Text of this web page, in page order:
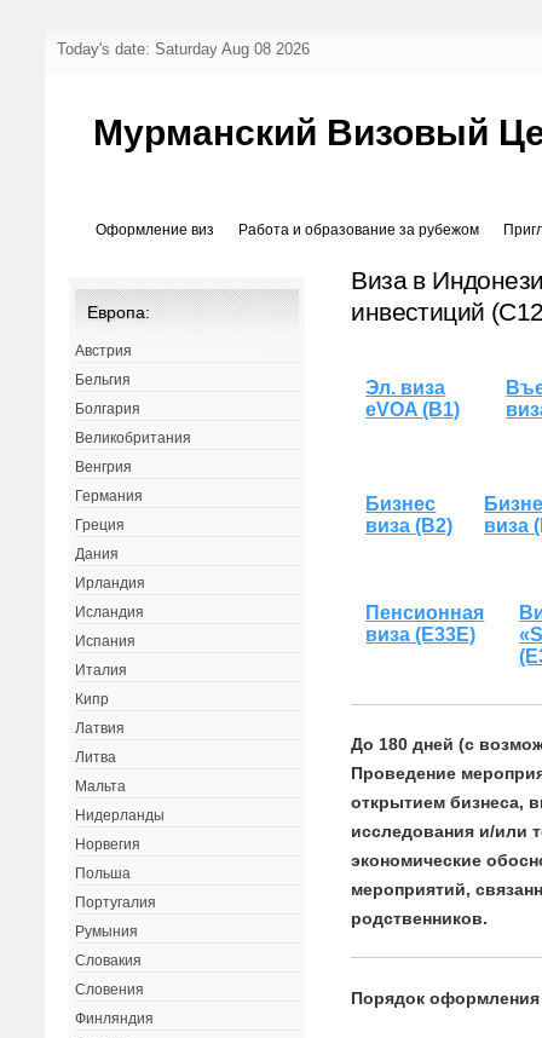
Today's date: Saturday Aug 08 2026
Мурманский Визовый
Оформление виз Работа и образование за рубежом
Виза в
инвестиций
Эл. виза
eVOA (B1)
Бизнес
виза (B2)
виза
Пенсионная
виза (Е33Е)
До 180 дней (с
Проведение
открытием бизнеса,
исследования и/или
экономические
мероприятий,
родственников.
Порядок
Европа:
Австрия
Бельгия
Болгария
Великобритания
Венгрия
Германия
Греция
Дания
Ирландия
Исландия
Испания
Италия
Кипр
Латвия
Литва
Мальта
Нидерланды
Норвегия
Польша
Португалия
Румыния
Словакия
Словения
Финляндия